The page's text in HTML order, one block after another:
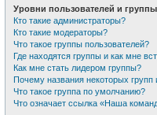
Уровни пользователей и группы
Кто такие администраторы?
Кто такие модераторы?
Что такое группы пользователей?
Где находятся группы и как мне
Как мне стать лидером группы?
Почему названия некоторых
Что такое группа по умолчанию?
Что означает ссылка «Наша